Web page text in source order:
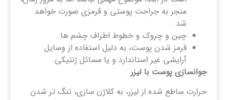
منجر به جراحت پوستی و قرمزی صورت خواهد
شد.
چین و چروک و خطوط اطراف چشم ها.
قرمز شدن پوست، به دلیل استفاده از وسایل
آرایشی غیر استاندارد و یا مسائل ژنتیکی.
جوانسازی پوست با لیزر
حرارت ساطع شده از لیزر، به کلاژن سازی، تنگ تر شدن